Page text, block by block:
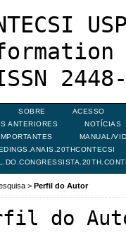
SOBRE ACESSO
ANTERIORES
NOTÍCIAS
MANUAL/
> Perfil do Autor
do